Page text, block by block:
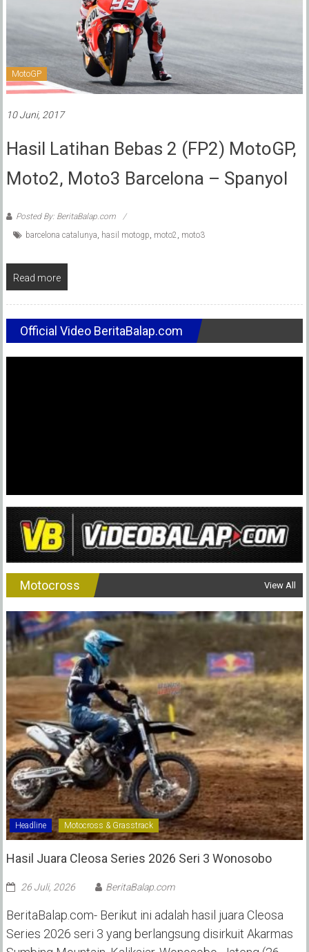
MotoGP
10 Juni, 2017
Hasil Latihan Bebas 2 (FP2) MotoGP,
Moto2, Moto3 Barcelona – Spanyol
Posted By: BeritaBalap.com
barcelona catalunya hasil motogp moto2 moto3
Read more
Official Video BeritaBalap.com
Motocross View All
Headline Motocross & Grasstrack
Hasil Juara Cleosa Series 2026 Seri 3 Wonosobo ‎
26 Juli, 2026 BeritaBalap.com
BeritaBalap.com- Berikut ini adalah hasil juara Cleosa
Series 2026 seri 3 yang berlangsung disirkuit Akarmas